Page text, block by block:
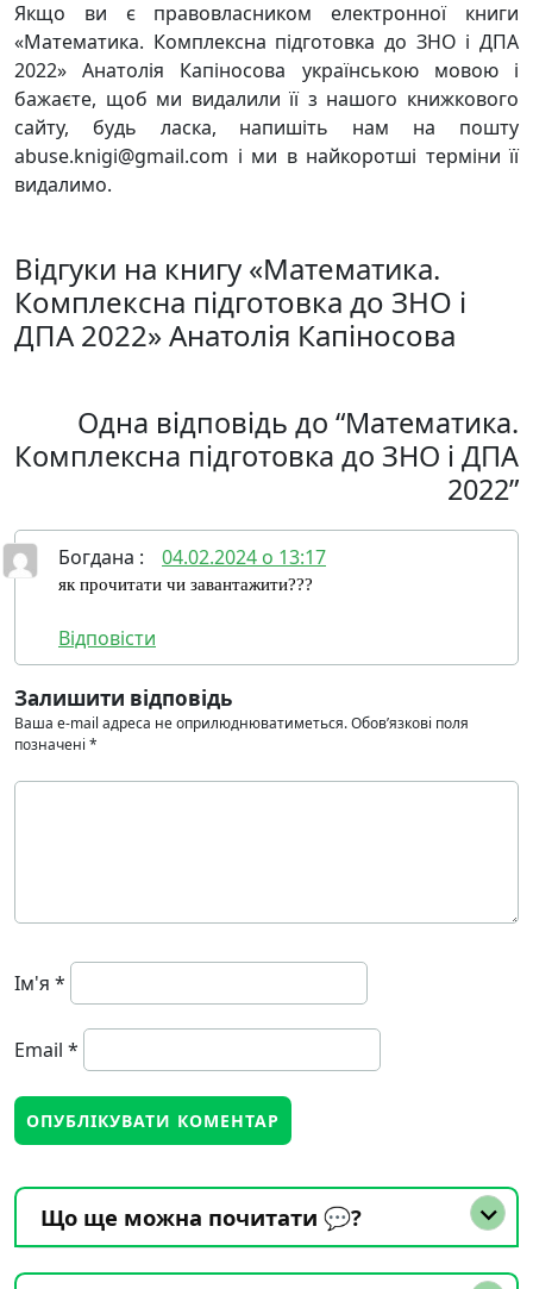
Якщо ви є правовласником електронної книги
«Математика. Комплексна підготовка до ЗНО і ДПА
2022» Анатолія Капіносова українською мовою і
бажаєте, щоб ми видалили її з нашого книжкового
сайту, будь ласка, напишіть нам на пошту
abuse.knigi@gmail.com і ми в найкоротші терміни її
видалимо.
Відгуки на книгу «Математика.
Комплексна підготовка до ЗНО і
ДПА 2022» Анатолія Капіносова
Одна відповідь до “Математика.
Комплексна підготовка до ЗНО і ДПА
2022”
Богдана : 04.02.2024 о 13:17
як прочитати чи завантажити???
Відповісти
Залишити відповідь
Ваша e-mail адреса не оприлюднюватиметься.Обов’язкові поля
позначені *
Ім'я *
Email *
Що ще можна почитати 💬?